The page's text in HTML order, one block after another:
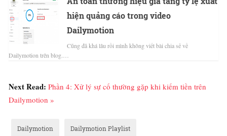
hiện quảng cáo trong video
Dailymotion
Cũng đã khá lâu rồi mình không viết bài chia sẻ về
Dailymotion trên blog.…
Next Read: Phần 4: Xử lý sự cố thường gặp khi kiếm tiền trên
Dailymotion »
Dailymotion Dailymotion Playlist